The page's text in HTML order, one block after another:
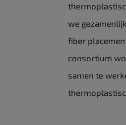
we
fiber
consortium
samen te